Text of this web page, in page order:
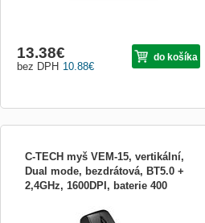
10.88€
bez DPH
13.38€ do košíka
C-TECH myš VEM-15, vertikální,
Dual mode, bezdrátová, BT5.0 +
2,4GHz, 1600DPI, baterie 400
mode, bezdrátová, BT5.0 + 2,4GHz,
1600DPI, baterie 400 mAh, černá